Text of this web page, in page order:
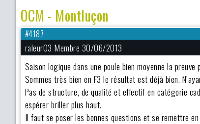
OCM - Montluçon
#4187
raleur03 Membre 30/06/2013
Saison logique dans une poule bien moyenne la
Sommes très bien en F3 le résultat est déjà bien.
Pas de structure, de qualité et effectif en catégorie
espérer briller plus haut.
Il faut se poser les bonnes questions et se remettre